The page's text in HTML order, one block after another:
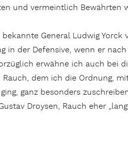
und vermeintlich Bewährten
General Ludwig Yorck
in der Defensive, wenn er
erwähne ich auch bei
dem ich die Ordnung,
ganz besonders
Droysen, Rauch eher